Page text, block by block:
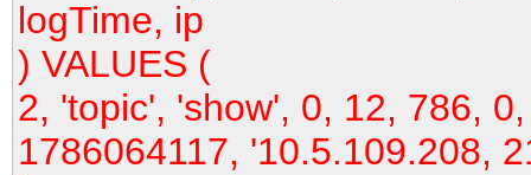
logTime, ip
) VALUES (
2, 'topic', 'show', 0, 12, 786,
1786064117, '10.5.109.208,